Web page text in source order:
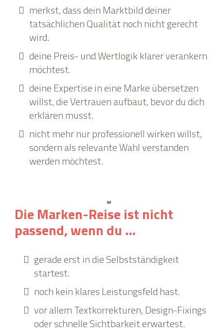
merkst, dass dein Marktbild deiner
tatsächlichen Qualität noch nicht gerecht
wird.
deine Preis- und Wertlogik klarer verankern
möchtest.
deine Expertise in eine Marke übersetzen
willst, die Vertrauen aufbaut, bevor du dich
erklären musst.
nicht mehr nur professionell wirken willst,
sondern als relevante Wahl verstanden
werden möchtest.
Die Marken-Reise ist nicht
passend, wenn du …
gerade erst in die Selbstständigkeit
startest.
noch kein klares Leistungsfeld hast.
vor allem Textkorrekturen, Design-Fixings
oder schnelle Sichtbarkeit erwartest.